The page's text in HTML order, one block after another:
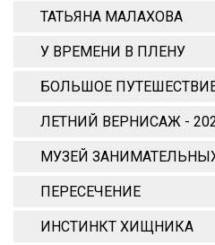
ТАТЬЯНА МАЛАХОВА
У ВРЕМЕНИ В ПЛЕНУ
БОЛЬШОЕ
ЛЕТНИЙ ВЕРНИСАЖ -
МУЗЕЙ
ПЕРЕСЕЧЕНИЕ
ИНСТИНКТ ХИЩНИКА